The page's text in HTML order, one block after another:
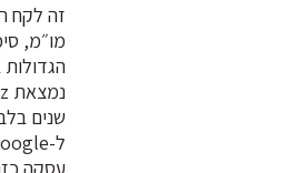
זה לקח
מו״מ,
שנים